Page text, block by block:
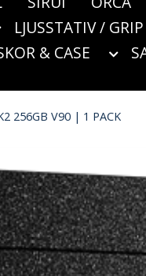
LJUSSTATIV / GRIP
& CASE
256GB V90 | 1 PACK